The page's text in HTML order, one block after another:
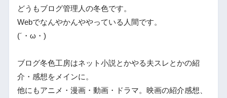
どうもブログ管理人の冬色です。
Webでなんやかんややっている人間です。
(´・ω・)
ブログ冬色工房はネット小説とかやる夫スレとかの紹
介・感想をメインに。
他にもアニメ・漫画・動画・ドラマ。映画の紹介感想、